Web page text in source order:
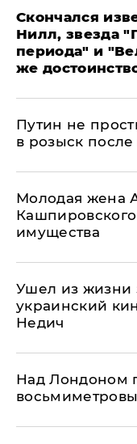
Скончался
Нилл, звезда
периода" и
же
Путин не
в розыск
Молодая жена
имущества
Ушел из жизни
украинский
Недич
Над Лондоном